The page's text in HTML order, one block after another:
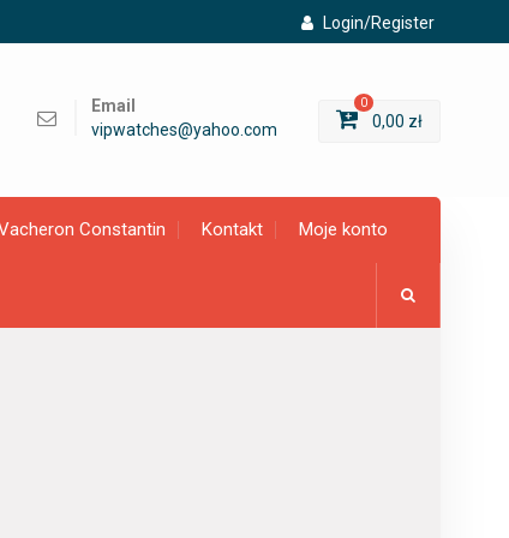
Login/Register
Email
vipwatches@yahoo.com
0
0,00 zł
Constantin Kontakt Moje konto